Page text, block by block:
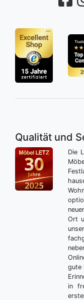
Qualität und
Die
Ort
gute
in